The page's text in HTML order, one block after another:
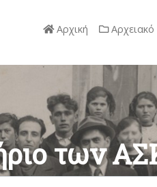
Αρχική
των